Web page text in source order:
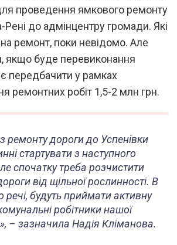
проведення ямкового ремонту
Рені до адмінцентру громади. Які
ремонт, поки невідомо. Але
якщо буде перевиконання
передбачити у рамках
ремонтних робіт 1,5-2 млн грн.
ремонту дороги до Успенівки
стартувати з наступного
спочатку треба розчистити
від щільної рослинності. В
речі, будуть приймати активну
робітники нашої
– зазначила Надія Кліманова.